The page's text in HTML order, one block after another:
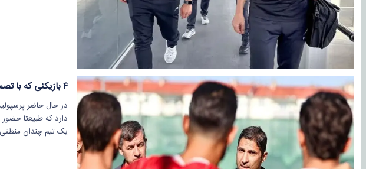
۴ بازیکنی که با تصمیم هاشمیان مازاد شدند
دارد که طبیعتا
یک تیم چندان